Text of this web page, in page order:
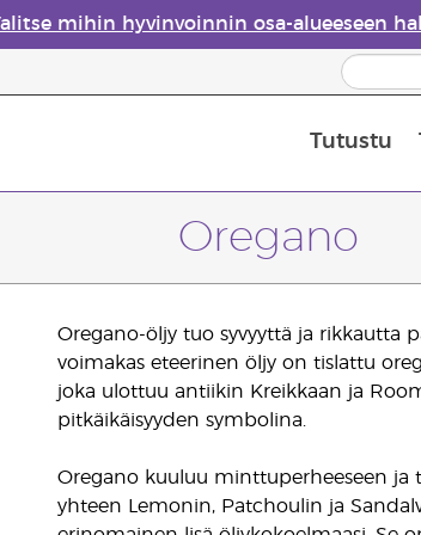
mihin hyvinvoinnin osa-alueeseen
Tutustu
Oregano
Oregano-öljy tuo syvyyttä ja rikkautta
voimakas eteerinen öljy on tislattu
joka ulottuu antiikin Kreikkaan ja
pitkäikäisyyden symbolina.
Oregano kuuluu minttuperheeseen ja
yhteen Lemonin, Patchoulin ja